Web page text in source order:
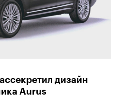
дизайн
Aurus